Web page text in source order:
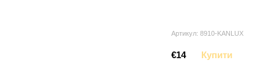
Артикул: 8910-KANLUX
€14 Купити